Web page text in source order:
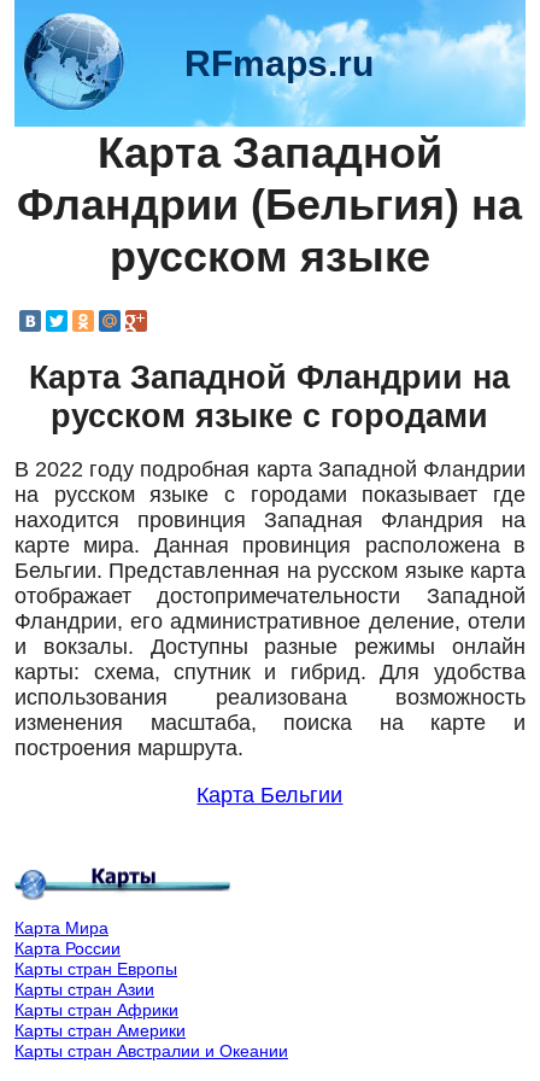
RFmaps.ru
Карта Западной
Фландрии (Бельгия) на
русском языке
Карта Западной Фландрии на
русском языке с городами
В 2022 году подробная карта Западной Фландрии
на русском языке с городами показывает где
находится провинция Западная Фландрия на
карте мира. Данная провинция расположена в
Бельгии. Представленная на русском языке карта
отображает достопримечательности Западной
Фландрии, его административное деление, отели
и вокзалы. Доступны разные режимы онлайн
карты: схема, спутник и гибрид. Для удобства
использования реализована возможность
изменения масштаба, поиска на карте и
построения маршрута.
Карта Бельгии
Карта Мира
Карта России
Карты стран Европы
Карты стран Азии
Карты стран Африки
Карты стран Америки
Карты стран Австралии и Океании